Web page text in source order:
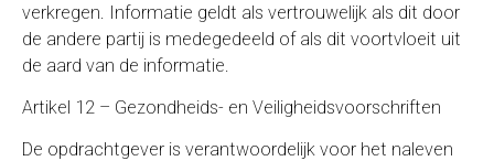
verkregen. Informatie geldt als vertrouwelijk als dit door
de andere partij is medegedeeld of als dit voortvloeit uit
de aard van de informatie.
Artikel 12 – Gezondheids- en Veiligheidsvoorschriften
De opdrachtgever is verantwoordelijk voor het naleven